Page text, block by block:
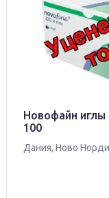
Новофайн иглы
100
Дания,Ново